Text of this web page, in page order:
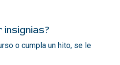
insignias?
o cumpla un hito, se le